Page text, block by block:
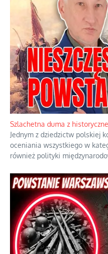
Szlachetna duma z
Jednym z dziedzictw polskiej
oceniania wszystkiego w
również polityki